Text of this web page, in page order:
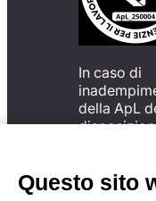
In caso di
della ApL
possibile
reclamo
Questo sito